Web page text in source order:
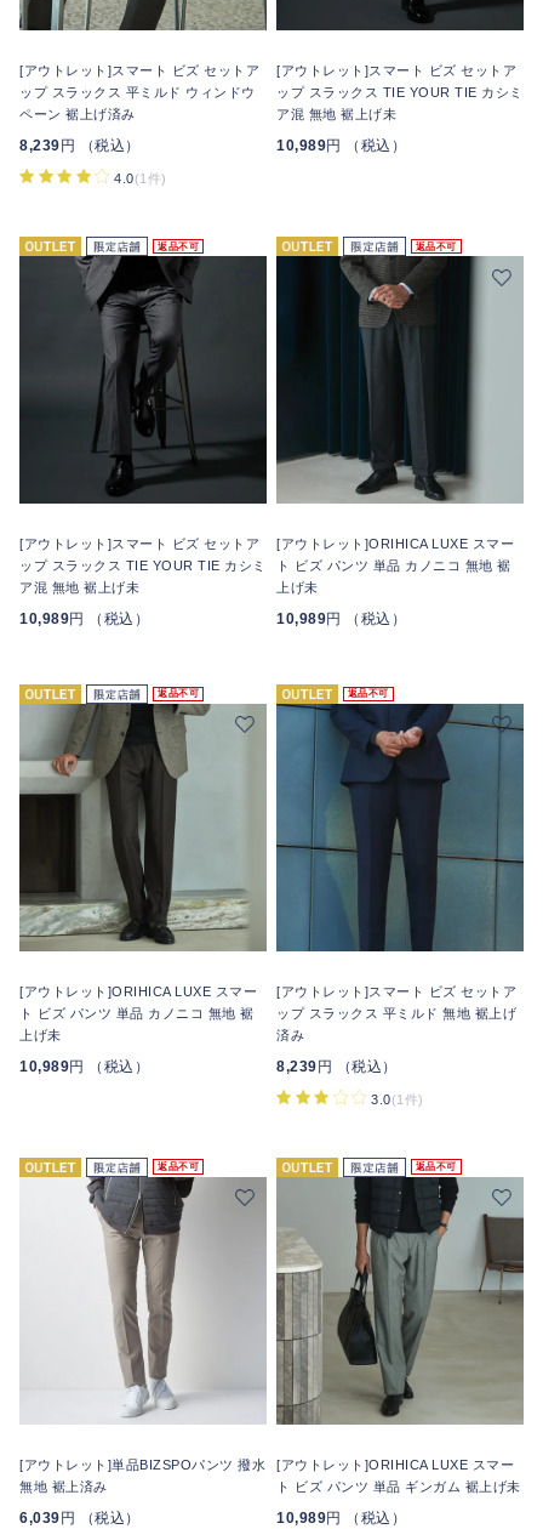
[アウトレット]スマート ビズ セットア
ップ スラックス 平ミルド ウィンドウ
ペーン 裾上げ済み
8,239 円 （税込）
4.0(1件)
[アウトレット]スマート ビズ セットア
ップ スラックス TIE YOUR TIE カシミ
ア混 無地 裾上げ未
10,989円 （税込）
返品不可
[アウトレット]スマート ビズ セットア
ップ スラックス TIE YOUR TIE カシミ
ア混 無地 裾上げ未
10,989円 （税込）
返品不可
[アウトレット]ORIHICA LUXE スマー
ト ビズ パンツ 単品 カノニコ 無地 裾
上げ未
10,989円 （税込）
返品不可
[アウトレット]ORIHICA LUXE スマー
ト ビズ パンツ 単品 カノニコ 無地 裾
上げ未
10,989円 （税込）
返品不可
[アウトレット]スマート ビズ セットア
ップ スラックス 平ミルド 無地 裾上げ
済み
8,239円 （税込）
3.0(1件)
返品不可
[アウトレット]単品BIZSPOパンツ 撥水
無地 裾上済み
6,039円 （税込）
返品不可
[アウトレット]ORIHICA LUXE スマー
ト ビズ パンツ 単品 ギンガム 裾上げ未
10,989円 （税込）